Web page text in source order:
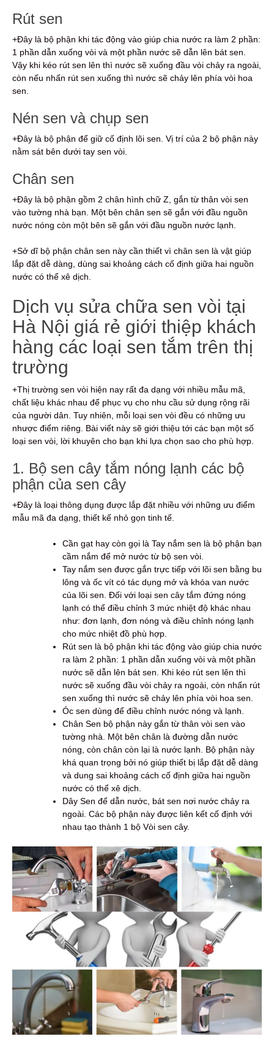
Rút sen
+Đây là bộ phận khi tác động vào giúp chia nước ra làm 2 phần:
1 phần dẫn xuống vòi và một phần nước sẽ dẫn lên bát sen.
Vậy khi kéo rút sen lên thì nước sẽ xuống đầu vòi chảy ra ngoài,
còn nếu nhấn rút sen xuống thì nước sẽ chảy lên phía vòi hoa
sen.
Nén sen và chụp sen
+Đây là bộ phận để giữ cố định lõi sen. Vị trí của 2 bộ phận này
nằm sát bên dưới tay sen vòi.
Chân sen
+Đây là bộ phận gồm 2 chân hình chữ Z, gắn từ thân vòi sen
vào tường nhà bạn. Một bên chân sen sẽ gắn với đầu nguồn
nước nóng còn một bên sẽ gắn với đầu nguồn nước lạnh.
+Sở dĩ bộ phận chân sen này cần thiết vì chân sen là vật giúp
lắp đặt dễ dàng, dùng sai khoảng cách cố định giữa hai nguồn
nước có thể xê dịch.
Dịch vụ sửa chữa sen vòi tại
Hà Nội giá rẻ giới thiệp khách
hàng các loại sen tắm trên thị
trường
+Thị trường sen vòi hiện nay rất đa dạng với nhiều mẫu mã,
chất liệu khác nhau để phục vụ cho nhu cầu sử dụng rộng rãi
của người dân. Tuy nhiên, mỗi loại sen vòi đều có những ưu
nhược điểm riêng. Bài viết này sẽ giới thiệu tới các bạn một số
loại sen vòi, lời khuyên cho bạn khi lựa chọn sao cho phù hợp.
1. Bộ sen cây tắm nóng lạnh các bộ
phận của sen cây
+Đây là loại thông dụng được lắp đặt nhiều với những ưu điểm
mẫu mã đa dạng, thiết kế nhỏ gọn tinh tế.
Cần gạt hay còn gọi là Tay nắm sen là bộ phận bạn
cầm nắm để mở nước từ bộ sen vòi.
Tay nắm sen được gắn trực tiếp với lõi sen bằng bu
lông và ốc vít có tác dụng mở và khóa van nước
của lõi sen. Đối với loại sen cây tắm đứng nóng
lạnh có thể điều chỉnh 3 mức nhiệt độ khác nhau
như: đơn lạnh, đơn nóng và điều chỉnh nóng lạnh
cho mức nhiệt đồ phù hợp.
Rút sen là bộ phận khi tác động vào giúp chia nước
ra làm 2 phần: 1 phần dẫn xuống vòi và một phần
nước sẽ dẫn lên bát sen. Khi kéo rút sen lên thì
nước sẽ xuống đầu vòi chảy ra ngoài, còn nhấn rút
sen xuống thì nước sẽ chảy lên phía vòi hoa sen.
Óc sen dùng để điều chỉnh nước nóng và lạnh.
Chân Sen bộ phận này gắn từ thân vòi sen vào
tường nhà. Một bên chân là đường dẫn nước
nóng, còn chân còn lại là nước lạnh. Bộ phận này
khá quan trọng bởi nó giúp thiết bị lắp đặt dễ dàng
và dung sai khoảng cách cố định giữa hai nguồn
nước có thể xê dịch.
Dây Sen để dẫn nước, bát sen nơi nước chảy ra
ngoài. Các bộ phận này được liên kết cố định với
nhau tạo thành 1 bộ Vòi sen cây.